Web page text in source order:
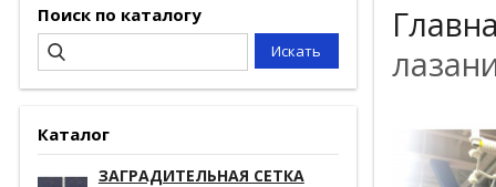
Поиск по каталогу
Каталог
ЗАГРАДИТЕЛЬНАЯ СЕТКА